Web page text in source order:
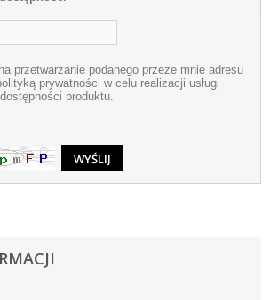
przetwarzanie podanego przeze mnie adresu
prywatności w celu realizacji usługi
produktu.